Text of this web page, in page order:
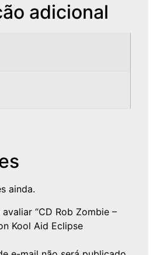
adicional
ainda.
“CD Rob Zombie –
Kool Aid Eclipse